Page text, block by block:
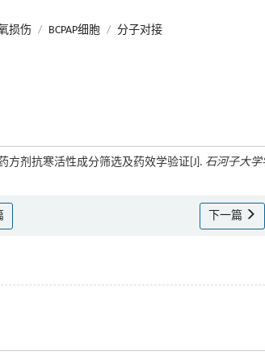
损伤 / BCPAP细胞 / 分子对接
方剂抗寒活性成分筛选及药效学验证[J]. 石河子大学
下一篇